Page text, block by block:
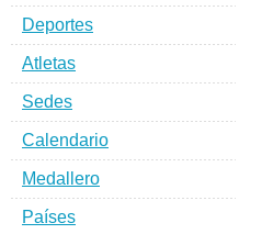
Deportes
Atletas
Sedes
Calendario
Medallero
Países